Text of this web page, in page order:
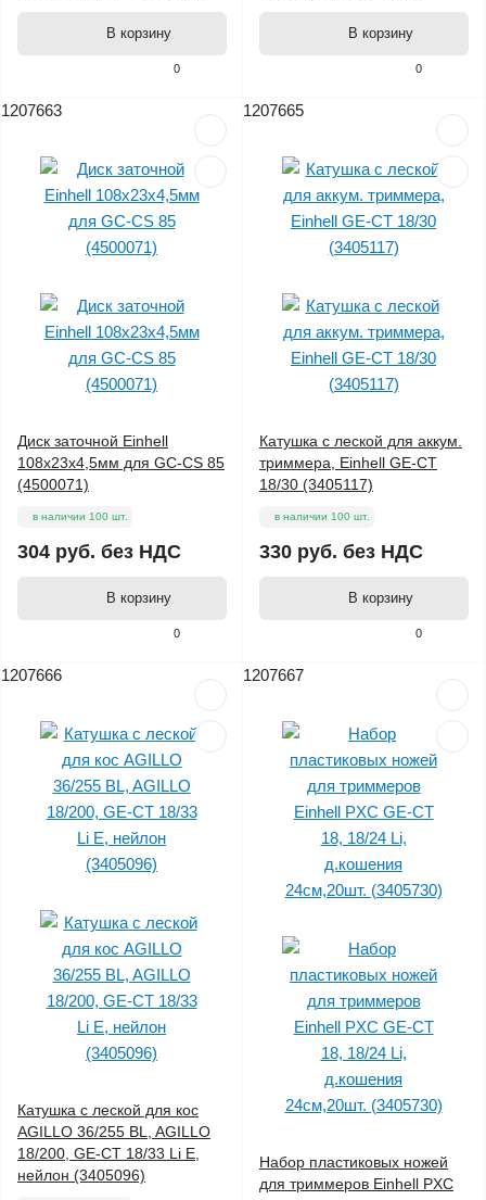
0
В корзину
0
В корзину
1207663
0
Диск заточной Einhell
108х23х4,5мм для GC-CS 85
(4500071)
в наличии 100 шт.
304 руб. без НДС
В корзину
1207665
0
Катушка с леской для аккум.
триммера, Einhell GE-CT
18/30 (3405117)
в наличии 100 шт.
330 руб. без НДС
В корзину
1207666
Катушка с леской для кос
AGILLO 36/255 BL, AGILLO
18/200, GE-CT 18/33 Li E,
нейлон (3405096)
1207667
Набор пластиковых ножей
для триммеров Einhell PXC